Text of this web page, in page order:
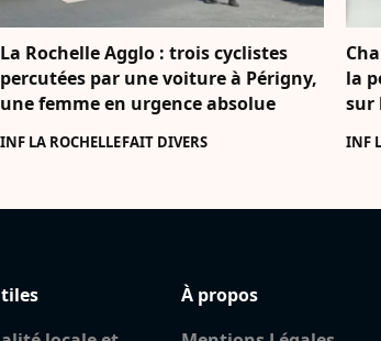
La Rochelle Agglo : trois cyclistes
percutées par une voiture à Périgny,
une femme en urgence absolue
INF LA ROCHELLEFAIT DIVERS
la
sur
INF
À propos